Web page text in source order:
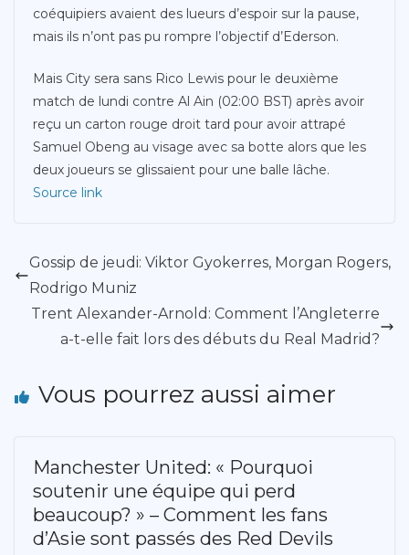
coéquipiers avaient des lueurs d’espoir sur la pause,
mais ils n’ont pas pu rompre l’objectif d’Ederson.
Mais City sera sans Rico Lewis pour le deuxième
match de lundi contre Al Ain (02:00 BST) après avoir
reçu un carton rouge droit tard pour avoir attrapé
Samuel Obeng au visage avec sa botte alors que les
deux joueurs se glissaient pour une balle lâche.
Source link
Gossip de jeudi: Viktor Gyokerres, Morgan Rogers,
Rodrigo Muniz
Trent Alexander-Arnold: Comment l’Angleterre
a-t-elle fait lors des débuts du Real Madrid?
Vous pourrez aussi aimer
Manchester United: « Pourquoi
soutenir une équipe qui perd
beaucoup? » – Comment les fans
d’Asie sont passés des Red Devils